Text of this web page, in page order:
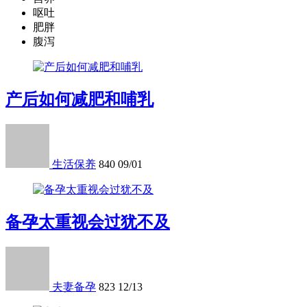
呕吐
肥胖
腹泻
产后如何减肥和哺乳
生活保养 840 09/01
备孕太重视会过犹不及
夫妻备孕 823 12/13